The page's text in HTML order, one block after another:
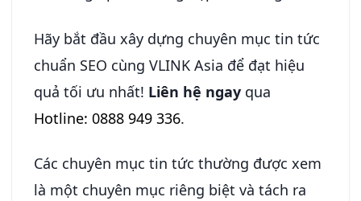
Hãy bắt đầu xây dựng chuyên mục tin tức
chuẩn SEO cùng VLINK Asia để đạt hiệu
quả tối ưu nhất! Liên hệ ngay qua
Hotline: 0888 949 336.
Các chuyên mục tin tức thường được xem
là một chuyên mục riêng biệt và tách ra